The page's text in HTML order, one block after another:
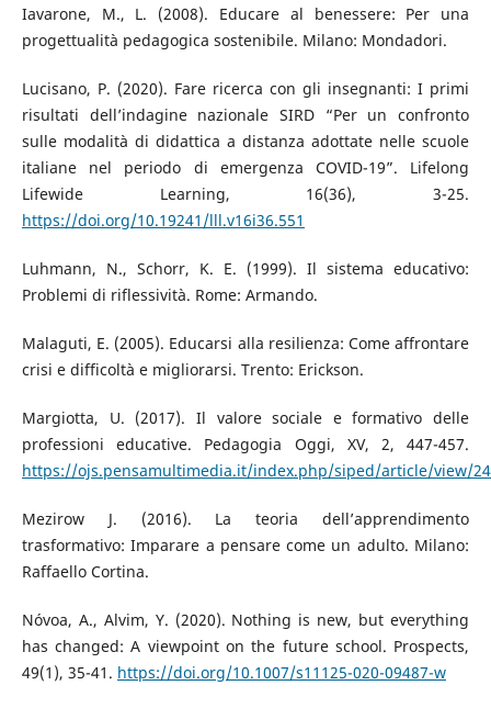
Iavarone, M., L. (2008). Educare al benessere: Per una
progettualità pedagogica sostenibile. Milano: Mondadori.
Lucisano, P. (2020). Fare ricerca con gli insegnanti: I primi
risultati dell’indagine nazionale SIRD “Per un confronto
sulle modalità di didattica a distanza adottate nelle scuole
italiane nel periodo di emergenza COVID-19”. Lifelong
Lifewide Learning, 16(36), 3-25.
https://doi.org/10.19241/lll.v16i36.551
Luhmann, N., Schorr, K. E. (1999). Il sistema educativo:
Problemi di riflessività. Rome: Armando.
Malaguti, E. (2005). Educarsi alla resilienza: Come affrontare
crisi e difficoltà e migliorarsi. Trento: Erickson.
Margiotta, U. (2017). Il valore sociale e formativo delle
professioni educative. Pedagogia Oggi, XV, 2, 447-457.
https://ojs.pensamultimedia.it/index.php/siped/article/view/
Mezirow J. (2016). La teoria dell’apprendimento
trasformativo: Imparare a pensare come un adulto. Milano:
Raffaello Cortina.
Nóvoa, A., Alvim, Y. (2020). Nothing is new, but everything
has changed: A viewpoint on the future school. Prospects,
49(1), 35-41. https://doi.org/10.1007/s11125-020-09487-w